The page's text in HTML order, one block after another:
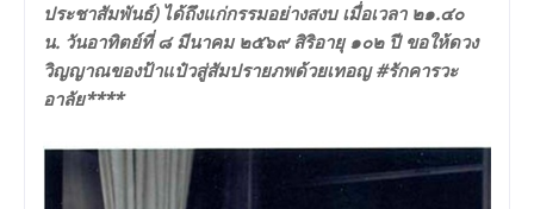
ประชาสัมพันธ์) ได้ถึงแก่กรรมอย่างสงบ เมื่อเวลา ๒๑.๔๐
น. วันอาทิตย์ที่ ๘ มีนาคม ๒๕๖๙ สิริอายุ ๑๐๒ ปี ขอให้ดวง
วิญญาณของป้าแป๋วสู่สัมปรายภพด้วยเทอญ #รักคารวะ
อาลัย****